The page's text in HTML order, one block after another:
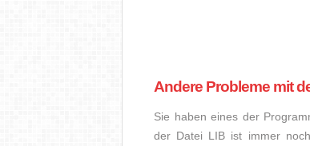
Andere Probleme mit
Sie haben eines der
der Datei LIB ist immer